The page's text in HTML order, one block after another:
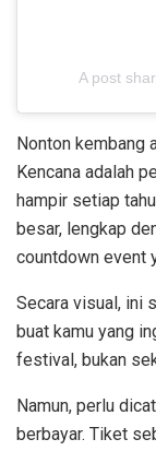
A post
Nonton kembang
Kencana adalah
hampir setiap
besar, lengkap
countdown event
Secara visual, ini
buat kamu yang
festival, bukan
Namun, perlu
berbayar. Tiket